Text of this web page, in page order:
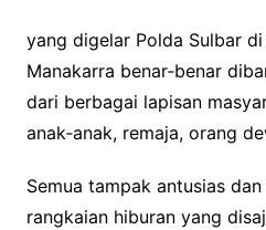
yang digelar Polda Sulbar
Manakarra benar‑benar
dari berbagai lapisan
anak‑anak, remaja, orang
Semua tampak antusias
rangkaian hiburan yang